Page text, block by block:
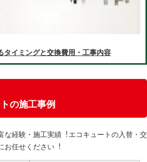
タイミングと交換費用・工事内容
の施工事例
な経験・施⼯実績︕エコキュートの⼊替・交
お任せください︕